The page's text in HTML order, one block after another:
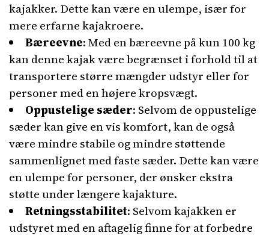
kajakker. Dette kan være en ulempe, især for
mere erfarne kajakroere.
Bæreevne: Med en bæreevne på kun 100 kg
kan denne kajak være begrænset i forhold til at
transportere større mængder udstyr eller for
personer med en højere kropsvægt.
Oppustelige sæder: Selvom de oppustelige
sæder kan give en vis komfort, kan de også
være mindre stabile og mindre støttende
sammenlignet med faste sæder. Dette kan være
en ulempe for personer, der ønsker ekstra
støtte under længere kajakture.
Retningsstabilitet: Selvom kajakken er
udstyret med en aftagelig finne for at forbedre